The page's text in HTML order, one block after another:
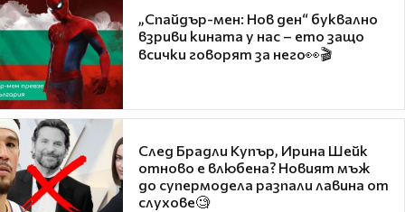
„Спайдър-мен: Нов ден“ буквално
взриви кината у нас – ето защо
всички говорят за него👀🎬
След Брадли Купър, Ирина Шейк
отново е влюбена? Новият мъж
до супермодела разпали лавина от
слухове🧐